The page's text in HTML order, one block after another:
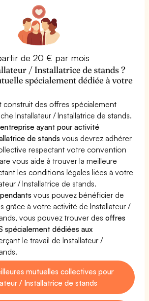
de 20 € par mois
/ Installatrice de stands ?
spécialement dédiée à votre
construit des offres spécialement
Installateur / Installatrice de stands.
ayant pour activité
de stands vous devrez adhérer
respectant votre convention
vous aide à trouver la meilleure
les conditions légales liées à votre
/ Installatrice de stands.
vous pouvez bénéficier de
grâce à votre activité de Installateur /
vous pouvez trouver desoffres
spécialement dédiées aux
le travail de Installateur /
mutuelles collectives pour
/ Installatrice de stands